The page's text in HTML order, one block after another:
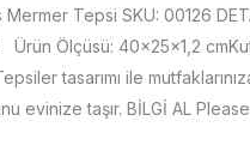
Tepsi SKU: 00126
Ölçüsü: 40x25x1,2
tasarımı ile
evinize taşır. BİLGİ AL